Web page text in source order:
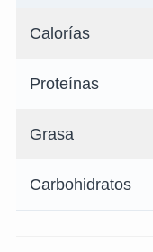
Calorías
Proteínas
Grasa
Carbohidratos